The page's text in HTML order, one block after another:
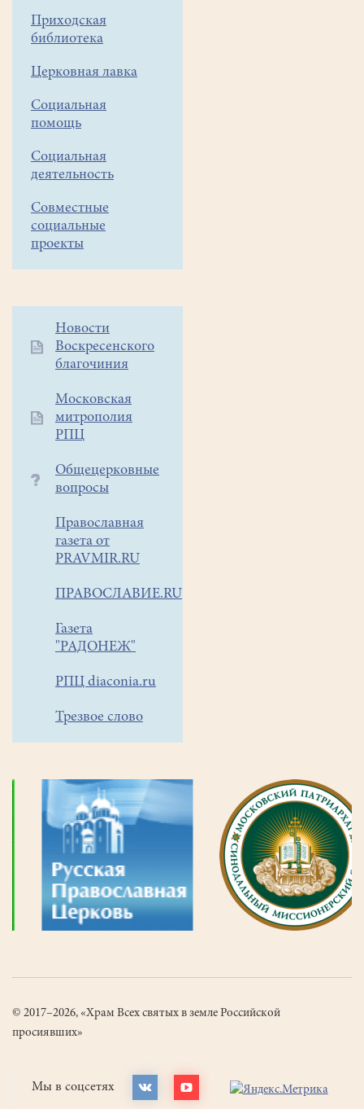
Приходская
библиотека
Церковная лавка
Социальная
помощь
Социальная
деятельность
Совместные
социальные
проекты
Дополнительное
меню
Новости
Воскресенского
благочиния
Московская
митрополия
РПЦ
Общецерковные
вопросы
Православная
газета от
PRAVMIR.RU
ПРАВОСЛАВИЕ.RU
Газета
"РАДОНЕЖ"
РПЦ diaconia.ru
Трезвое слово
© 2017–2026, «Храм Всех святых в земле Российской
просиявших»
Мы в соцсетях